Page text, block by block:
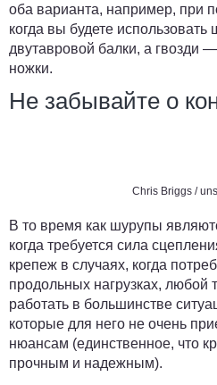
оба варианта, например, при
когда вы будете
двутавровой балки, а гвозди
ножки.
Не забывайте о
Chris Briggs /
В то время как шурупы
когда требуется сила
крепеж в случаях, когда
продольных нагрузках, любой
работать в большинстве
которые для него не очень
нюансам (единственное, что
прочным и надежным).